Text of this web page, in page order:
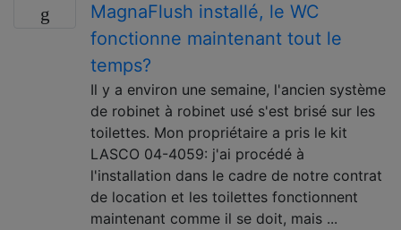
MagnaFlush installé, le WC
fonctionne maintenant tout le
temps?
Il y a environ une semaine, l'ancien système
de robinet à robinet usé s'est brisé sur les
toilettes. Mon propriétaire a pris le kit
LASCO 04-4059: j'ai procédé à
l'installation dans le cadre de notre contrat
de location et les toilettes fonctionnent
maintenant comme il se doit, mais ...